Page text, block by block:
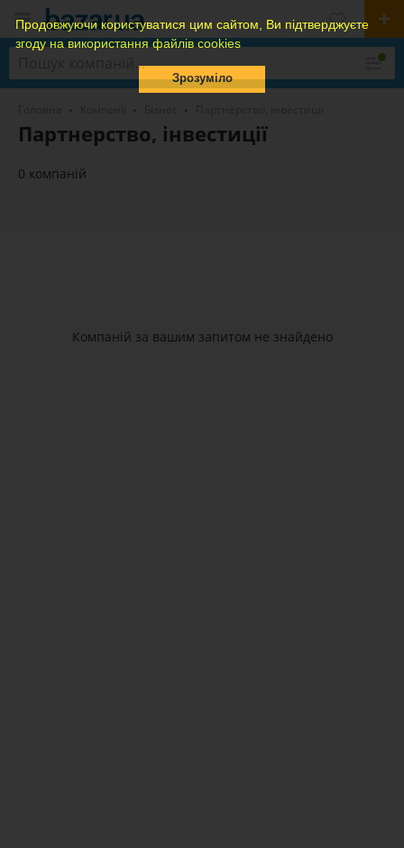
Продовжуючи користуватися цим сайтом, Ви підтверджуєте
згоду на використання файлів cookies
Зрозуміло
Партнерство, інвестиції
0 компаній
Компаній за вашим запитом не знайдено